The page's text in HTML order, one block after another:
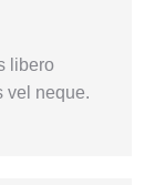
libero
vel neque.